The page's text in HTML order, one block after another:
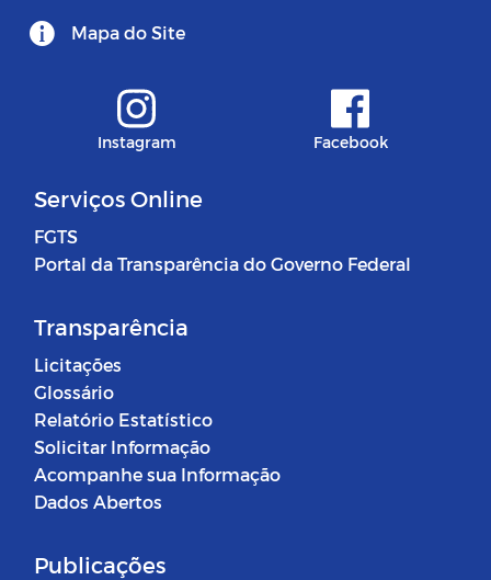
Mapa do Site
Instagram Facebook
Serviços Online
FGTS
Portal da Transparência do Governo Federal
Transparência
Licitações
Glossário
Relatório Estatístico
Solicitar Informação
Acompanhe sua Informação
Dados Abertos
Publicações